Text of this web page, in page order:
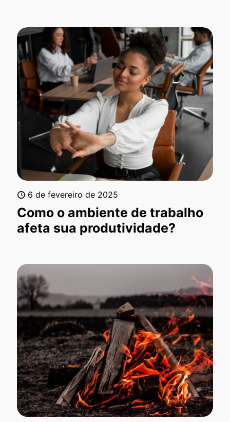
6 de fevereiro de 2025
Como o ambiente de trabalho
afeta sua produtividade?